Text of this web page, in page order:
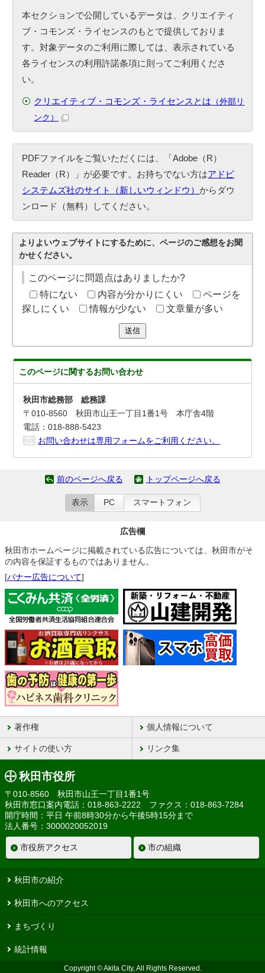
本セクションで公開しているデータは、クリエイティ
ブ・コモンズ・ライセンスのもとで提供しておりま
す。対象データのご利用に際しては、表示されている
各ライセンスの利用許諾条項に則ってご利用くださ
い。
クリエイティブ・コモンズ・ライセンスとは （外部リ
ンク）
PDFファイルをご覧いただくには、「Adobe（R）
Reader（R）」が必要です。お持ちでない方はアドビ
システムズ社のサイト（新しいウィンドウ）からダウ
ンロード（無料）してください。
よりよいウェブサイトにするために、ページのご感想をお聞
かせください。
このページに問題点はありましたか?
特にない
内容が分かりにくい
ページを
探しにくい
情報が少ない 文章量が多い
送信
このページに関するお問い合わせ
秋田市総務部 総務課
〒010-8560 秋田市山王一丁目1番1号 本庁舎4階
電話：018-888-5423
お問い合わせは専用フォームをご利用ください。
前のページへ戻る トップページへ戻る
表示 PC スマートフォン
広告欄
秋田市ホームページに掲載されている広告については、秋田市がそ
の内容を保証するものではありません。
[バナー広告について]
著作権 個人情報について
サイトの使い方 リンク集
秋田市役所
〒010-8560 秋田市山王一丁目1番1号
秋田市窓口案内電話：018-863-2222 ファクス：018-863-7284
開庁時間：平日 午前8時30分から午後5時15分まで
法人番号：3000020052019
市役所アクセス 市の組織
秋田市の紹介
秋田市へのアクセス
まちづくり
統計情報
Copyright © Akita City, All Rights Reserved.